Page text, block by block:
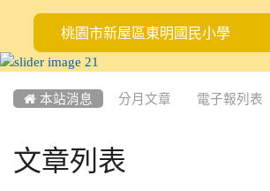
桃園市新屋區東明國民小學
 本站消息 分月文章 電子報列表
文章列表